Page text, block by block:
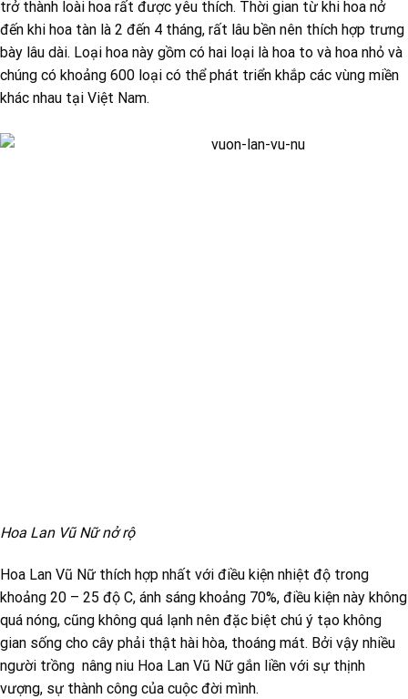
trở thành loài hoa rất được yêu thích. Thời gian từ khi hoa nở
đến khi hoa tàn là 2 đến 4 tháng, rất lâu bền nên thích hợp trưng
bày lâu dài. Loại hoa này gồm có hai loại là hoa to và hoa nhỏ và
chúng có khoảng 600 loại có thể phát triển khắp các vùng miền
khác nhau tại Việt Nam.
Hoa Lan Vũ Nữ nở rộ
Hoa Lan Vũ Nữ thích hợp nhất với điều kiện nhiệt độ trong
khoảng 20 – 25 độ C, ánh sáng khoảng 70%, điều kiện này không
quá nóng, cũng không quá lạnh nên đặc biệt chú ý tạo không
gian sống cho cây phải thật hài hòa, thoáng mát. Bởi vậy nhiều
người trồng nâng niu Hoa Lan Vũ Nữ gắn liền với sự thịnh
vượng, sự thành công của cuộc đời mình.